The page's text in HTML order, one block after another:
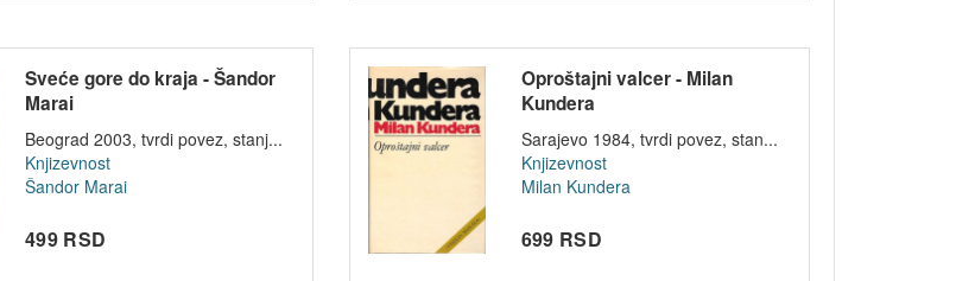
Sveće gore do kraja - Šandor
Marai
Beograd 2003, tvrdi povez, stanj...
Knjizevnost
Šandor Marai
499 RSD
Oproštajni valcer - Milan
Kundera
Sarajevo 1984, tvrdi povez, stan...
Knjizevnost
Milan Kundera
699 RSD